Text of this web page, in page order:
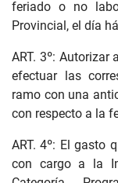
feriado o no
Provincial, el día
ART. 3º:
efectuar las
ramo con una
con respecto a la
ART. 4º: El gasto
con cargo a la